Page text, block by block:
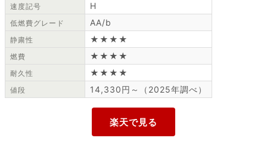
速度記号 H
低燃費グレード AA/b
静粛性 ★★★★
燃費 ★★★★
耐久性 ★★★★
値段 14,330円～（2025年調べ）